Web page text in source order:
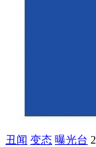
丑闻 变态 曝光台